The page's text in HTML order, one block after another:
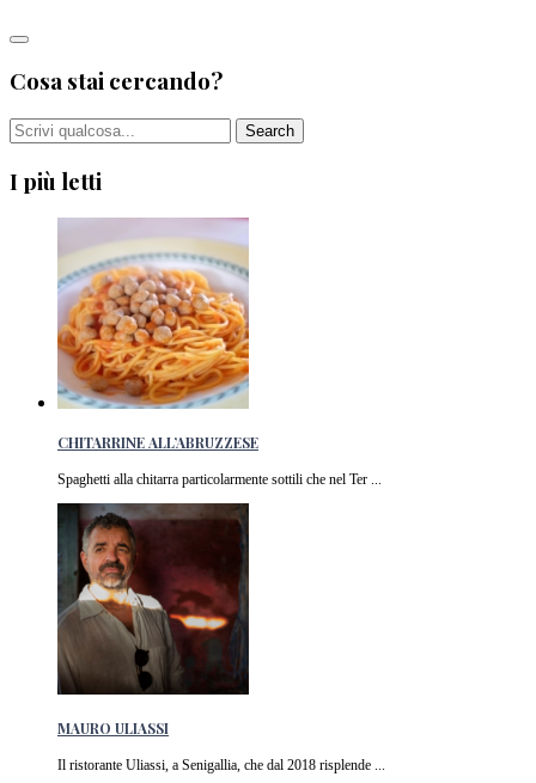
Cosa stai cercando?
I più letti
CHITARRINE ALL’ABRUZZESE
Spaghetti alla chitarra particolarmente sottili che nel Ter ...
MAURO ULIASSI
Il ristorante Uliassi, a Senigallia, che dal 2018 risplende ...